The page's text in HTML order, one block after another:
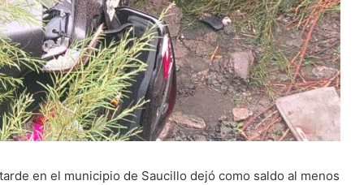
en el municipio de Saucillo dejó como saldo al menos